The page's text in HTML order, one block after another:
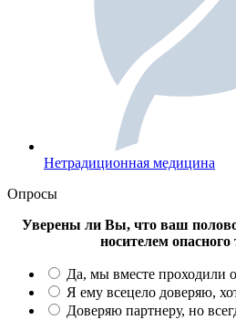
Нетрадиционная медицина
Опросы
Уверены ли Вы, что ваш
носителем
Да, мы вместе проходили
Я ему всецело доверяю,
Доверяю партнеру, но